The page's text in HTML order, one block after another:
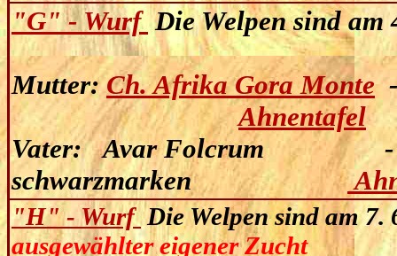
"G" - Wurf Die Welpen sind am
Mutter:Ch. Afrika Gora Monte
Ahnentafel
Vater: Avar Folcrum -
schwarzmarken
"H" - Wurf Die Welpen sind am7.
ausgewählter eigener Zucht